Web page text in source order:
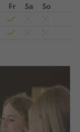
Fr Sa
So